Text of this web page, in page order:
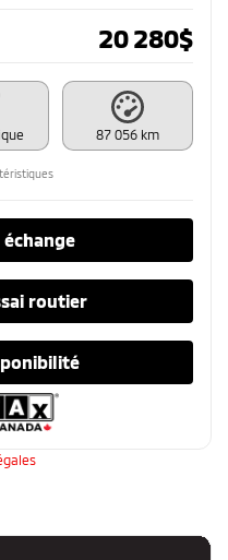
20 280$
87 056 km
routier